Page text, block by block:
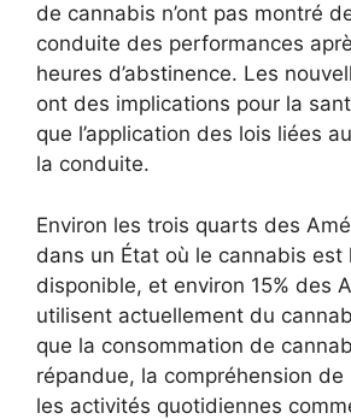
de cannabis n’ont pas montré
conduite des performances
heures d’abstinence. Les
ont des implications pour la
que l’application des lois liées
la conduite.
Environ les trois quarts des
dans un État où le cannabis est
disponible, et environ 15% des
utilisent actuellement du
que la consommation de
répandue, la compréhension
les activités quotidiennes